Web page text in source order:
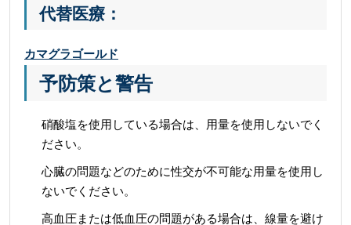
代替医療：
カマグラゴールド
予防策と警告
硝酸塩を使用している場合は、用量を使用しないでく
ださい。
心臓の問題などのために性交が不可能な用量を使用し
ないでください。
高血圧または低血圧の問題がある場合は、線量を避け